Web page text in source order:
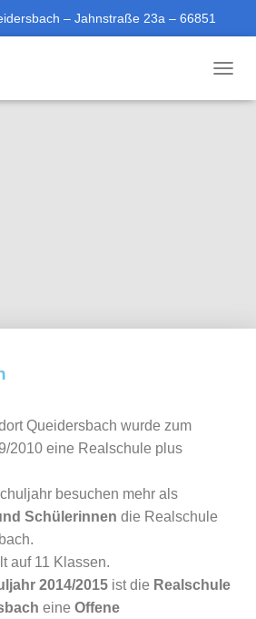
– Jahnstraße 23a – 66851
O
Queidersbach wurde zum
2010 eine Realschule plus
besuchen mehr als
Schülerinnen die Realschule
auf 11 Klassen.
2014/2015 ist die Realschule
eine Offene